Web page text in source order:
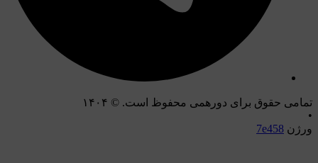
حقوق برای دورهمی محفوظ است. © ۱۴۰۴
7e458